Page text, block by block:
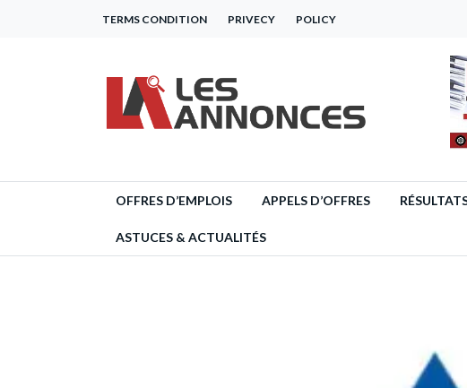
TERMS CONDITION PRIVECY POLICY
OFFRES D’EMPLOIS APPELS D’OFFRES
ASTUCES & ACTUALITÉS